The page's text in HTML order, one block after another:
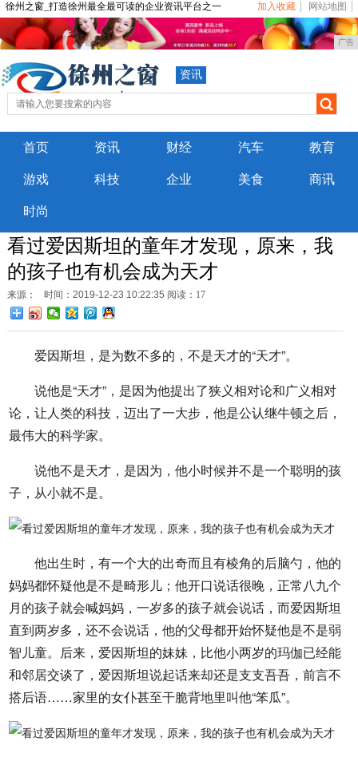
徐州之窗_打造徐州最全最可读的企业资讯平台之一 加入收藏 网站地图
广告
资讯
首页 资讯 财经 汽车 教育
游戏 科技 企业 美食 商讯
时尚
看过爱因斯坦的童年才发现，原来，我
的孩子也有机会成为天才
来源： 时间：2019-12-23 10:22:35 阅读：17
爱因斯坦，是为数不多的，不是天才的“天才”。
说他是“天才”，是因为他提出了狭义相对论和广义相对
论，让人类的科技，迈出了一大步，他是公认继牛顿之后，
最伟大的科学家。
说他不是天才，是因为，他小时候并不是一个聪明的孩
子，从小就不是。
他出生时，有一个大的出奇而且有棱角的后脑勺，他的
妈妈都怀疑他是不是畸形儿；他开口说话很晚，正常八九个
月的孩子就会喊妈妈，一岁多的孩子就会说话，而爱因斯坦
直到两岁多，还不会说话，他的父母都开始怀疑他是不是弱
智儿童。后来，爱因斯坦的妹妹，比他小两岁的玛伽已经能
和邻居交谈了，爱因斯坦说起话来却还是支支吾吾，前言不
搭后语……家里的女仆甚至干脆背地里叫他“笨瓜”。